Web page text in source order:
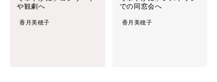
や観劇へ
香月美穂子
での同窓会へ
香月美穂子